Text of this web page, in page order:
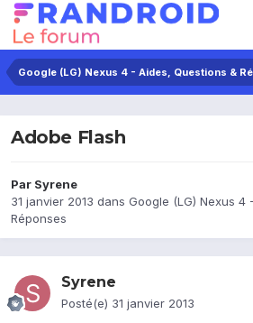
Google (LG) Nexus 4 - Aides, Questions &
Adobe Flash
Par Syrene
31 janvier 2013 dans Google (LG) Nexus 4
Réponses
Syrene
Posté(e) 31 janvier 2013